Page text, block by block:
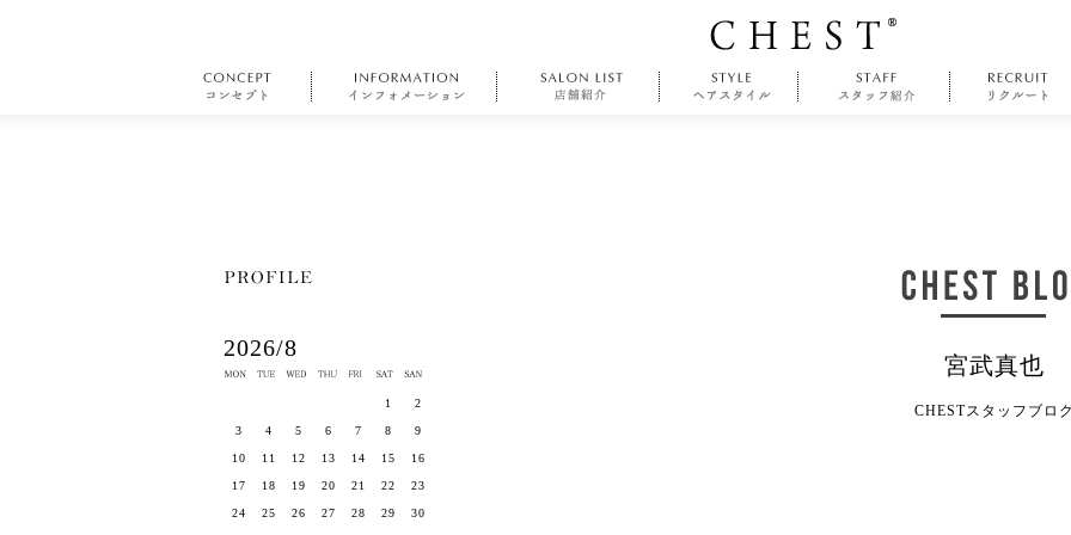
宮武真也
CHESTスタッフブロ
2026/8
1 2
3 4 5 6 7 8 9
10 11 12 13 14 15 16
17 18 19 20 21 22 23
24 25 26 27 28 29 30